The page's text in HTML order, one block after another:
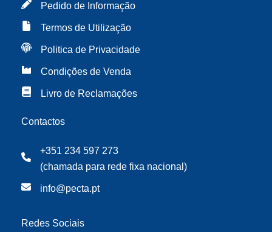
Pedido de Informação
Termos de Utilização
Politica de Privacidade
Condições de Venda
Livro de Reclamações
Contactos
+351 234 597 273
(chamada para rede fixa nacional)
info@pecta.pt
Redes Sociais